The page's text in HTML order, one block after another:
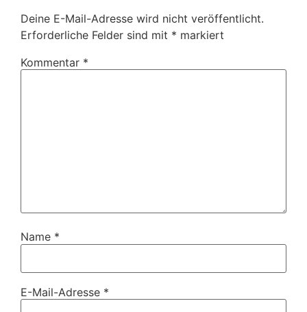
Deine E-Mail-Adresse wird nicht veröffentlicht.
Erforderliche Felder sind mit * markiert
Kommentar *
Name *
E-Mail-Adresse *